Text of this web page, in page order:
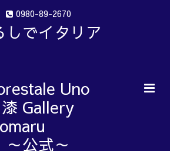
0980-89-2670
しでイタリア
Uno
漆 Gallery
～公式～